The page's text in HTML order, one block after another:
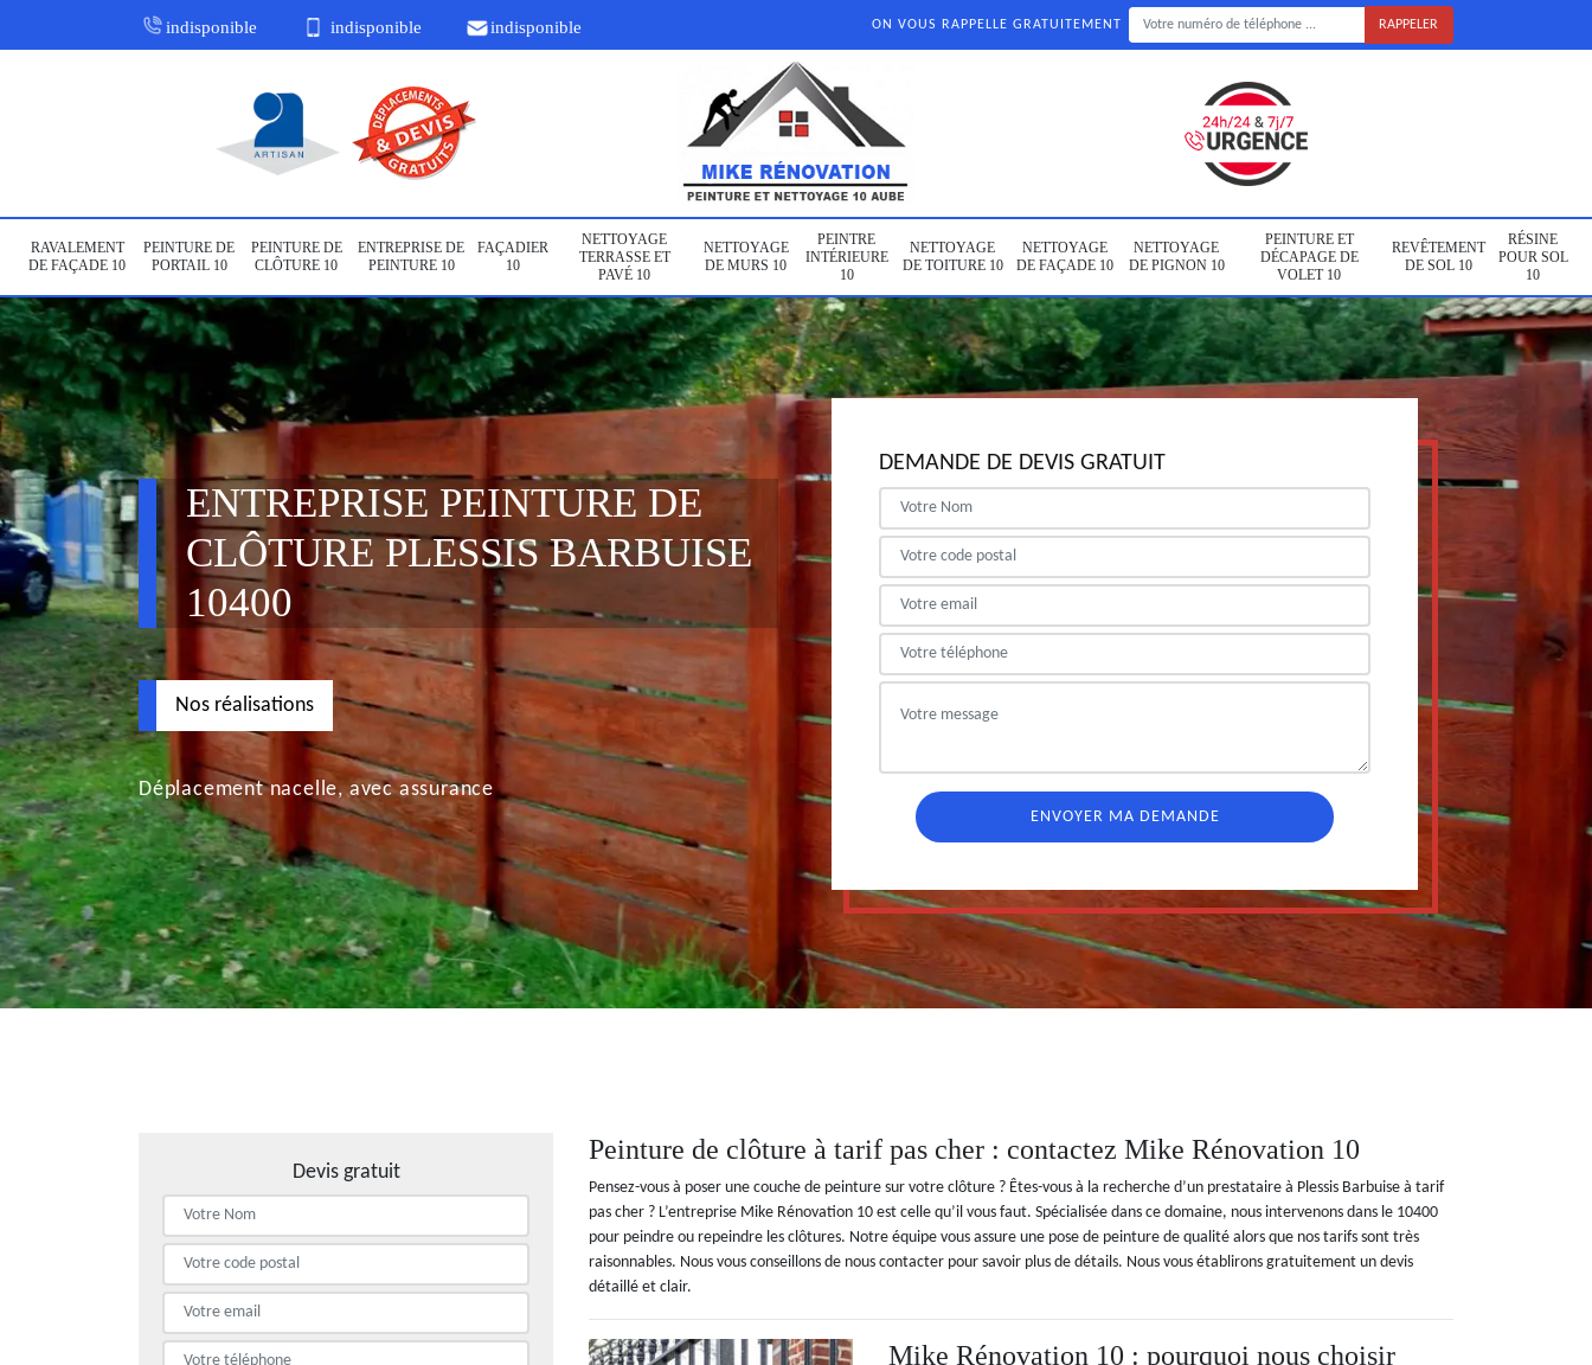
indisponible indisponible indisponible ON VOUS RAPPELLE GRATUITEMENT
RAVALEMENT
DE FAÇADE 10
PEINTURE DE
PORTAIL 10
PEINTURE DE
CLÔTURE 10
ENTREPRISE DE
PEINTURE 10
FAÇADIER
10
NETTOYAGE
TERRASSE ET
PAVÉ 10
NETTOYAGE
DE MURS 10
PEINTRE
INTÉRIEURE
10
NETTOYAGE
DE TOITURE 10
NETTOYAGE
DE FAÇADE 10
NETTOYAGE
DE PIGNON 10
PEINTURE ET
DÉCAPAGE DE
VOLET 10
REVÊTEMENT
DE SOL 10
RÉSINE
POUR SOL
10
ENTREPRISE PEINTURE DE
CLÔTURE PLESSIS BARBUISE
10400
Nos réalisations
Déplacement nacelle, avec assurance
DEMANDE DE DEVIS GRATUIT
Devis gratuit
Peinture de clôture à tarif pas cher : contactez Mike Rénovation 10
Pensez-vous à poser une couche de peinture sur votre clôture ? Êtes-vous à la recherche d’un prestataire à Plessis Barbuise à tarif
pas cher ? L’entreprise Mike Rénovation 10 est celle qu’il vous faut. Spécialisée dans ce domaine, nous intervenons dans le 10400
pour peindre ou repeindre les clôtures. Notre équipe vous assure une pose de peinture de qualité alors que nos tarifs sont très
raisonnables. Nous vous conseillons de nous contacter pour savoir plus de détails. Nous vous établirons gratuitement un devis
détaillé et clair.
Mike Rénovation 10 : pourquoi nous choisir